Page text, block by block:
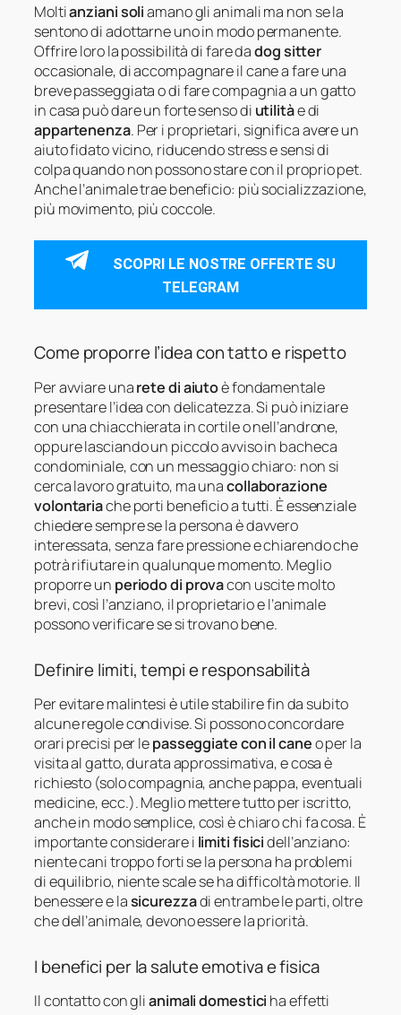
Moltianziani soliamano gli animali ma non se la
sentono di adottarne uno in modo permanente.
Offrire loro la possibilità di fare dadog sitter
occasionale, di accompagnare il cane a fare una
breve passeggiata o di fare compagnia a un gatto
in casa può dare un forte senso di utilitàe di
appartenenza. Per i proprietari, significa avere un
aiuto fidato vicino, riducendo stress e sensi di
colpa quando non possono stare con il proprio pet.
Anche l’animale trae beneficio: più socializzazione,
più movimento, più coccole.
SCOPRI LE NOSTRE OFFERTE SU
TELEGRAM
Come proporre l’idea con tatto e rispetto
Per avviare unarete di aiutoè fondamentale
presentare l’idea con delicatezza. Si può iniziare
con una chiacchierata in cortile o nell’androne,
oppure lasciando un piccolo avviso in bacheca
condominiale, con un messaggio chiaro: non si
cerca lavoro gratuito, ma unacollaborazione
volontariache porti beneficio a tutti. È essenziale
chiedere sempre se la persona è davvero
interessata, senza fare pressione e chiarendo che
potrà rifiutare in qualunque momento. Meglio
proporre un periodo di provacon uscite molto
brevi, così l’anziano, il proprietario e l’animale
possono verificare se si trovano bene.
Definire limiti, tempi e responsabilità
Per evitare malintesi è utile stabilire fin da subito
alcune regole condivise. Si possono concordare
orari precisi per lepasseggiate con il caneo per la
visita al gatto, durata approssimativa, e cosa è
richiesto (solo compagnia, anche pappa, eventuali
medicine, ecc.). Meglio mettere tutto per iscritto,
anche in modo semplice, così è chiaro chi fa cosa. È
importante considerare i limiti fisicidell’anziano:
niente cani troppo forti se la persona ha problemi
di equilibrio, niente scale se ha difficoltà motorie. Il
benessere e lasicurezzadi entrambe le parti, oltre
che dell’animale, devono essere la priorità.
I benefici per la salute emotiva e fisica
Il contatto con glianimali domestici ha effetti